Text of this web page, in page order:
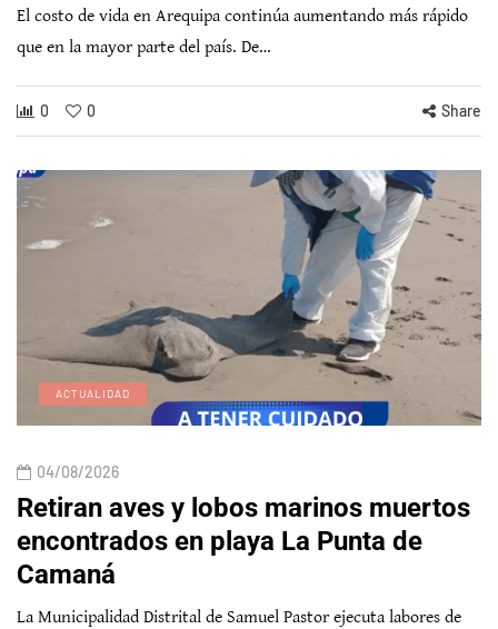
El costo de vida en Arequipa continúa aumentando más rápido
que en la mayor parte del país. De…
0 0 Share
ACTUALIDAD
04/08/2026
Retiran aves y lobos marinos muertos
encontrados en playa La Punta de
Camaná
La Municipalidad Distrital de Samuel Pastor ejecuta labores de